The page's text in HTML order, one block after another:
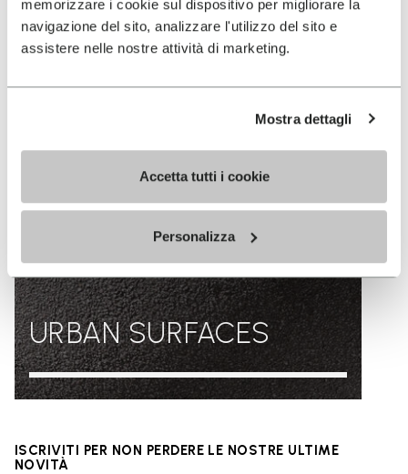
memorizzare i cookie sul dispositivo per migliorare la
navigazione del sito, analizzare l'utilizzo del sito e
assistere nelle nostre attività di marketing.
Mostra dettagli
Accetta tutti i cookie
Personalizza
URBAN SURFACES
ISCRIVITI PER NON PERDERE LE NOSTRE ULTIME
NOVITÀ